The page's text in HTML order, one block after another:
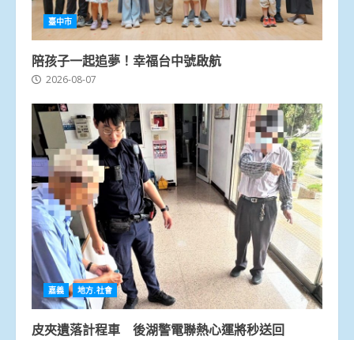
臺中市
陪孩子一起追夢！幸福台中號啟航
2026-08-07
嘉義 地方.社會
皮夾遺落計程車 後湖警電聯熱心運將秒送回